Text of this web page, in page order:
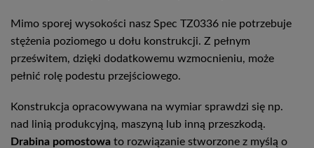
Mimo sporej wysokości nasz Spec TZ0336 nie potrzebuje
stężenia poziomego u dołu konstrukcji. Z pełnym
prześwitem, dzięki dodatkowemu wzmocnieniu, może
pełnić rolę podestu przejściowego.
Konstrukcja opracowywana na wymiar sprawdzi się np.
nad linią produkcyjną, maszyną lub inną przeszkodą.
Drabina pomostowa to rozwiązanie stworzone z myślą o